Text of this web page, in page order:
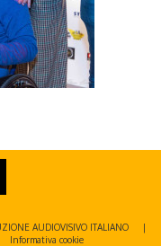
AUDIOVISIVO ITALIANO |
Informativa cookie